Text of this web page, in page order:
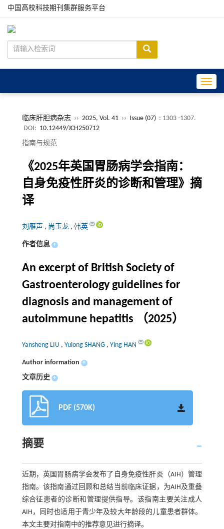
中国高校科技期刊集群服务平台
临床肝胆病杂志 ›› 2025, Vol. 41 ›› Issue (07) : 1303 -1307.
DOI: 10.12449/JCH250712
指南与规范
《2025年英国胃肠病学会指南：
自身免疫性肝炎的诊断和管理》摘
译
刘雁声 , 尚玉龙 , 韩英
作者信息 +
An excerpt of British Society of
Gastroenterology guidelines for
diagnosis and management of
autoimmune hepatitis （2025）
Yansheng LIU , Yulong SHANG , Ying HAN
Author information +
文章历史 +
PDF (570K)
摘要
近期，英国胃肠病学会发布了自身免疫性肝炎（AIH）管理
指南。该指南通过回顾和总结当前临床证据，为AIH及重叠
综合征患者的诊断和管理提供指导。该指南主要关注成人
AIH，同时也适用于青少年及较大年龄段的儿童患者群体。
本文主要对指南中的推荐意见进行摘译。